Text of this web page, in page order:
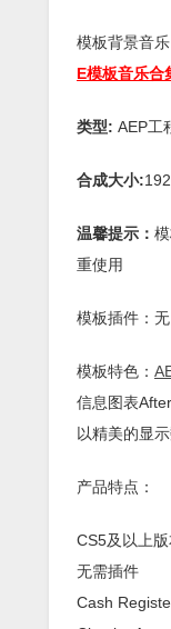
模板背景音
E模板音乐合
类型: AEP工
合成大小:
温馨提示：
重使用
模板插件：无
模板特色：
信息图表
以精美的显示
产品特点：
CS5及以上
无需插件
Cash